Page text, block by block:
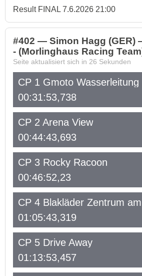
Result FINAL 7.6.2026 21:00
#402 — Simon Hagg (GER)
- (Morlinghaus Racing
Seite aktualisiert sich in 26 Sekunden
CP 1 Gmoto Wasserleitung
00:31:53,738
CP 2 Arena View
00:44:43,693
CP 3 Rocky Racoon
00:46:52,23
CP 4 Blakläder Zentrum
01:05:43,319
CP 5 Drive Away
01:13:53,457